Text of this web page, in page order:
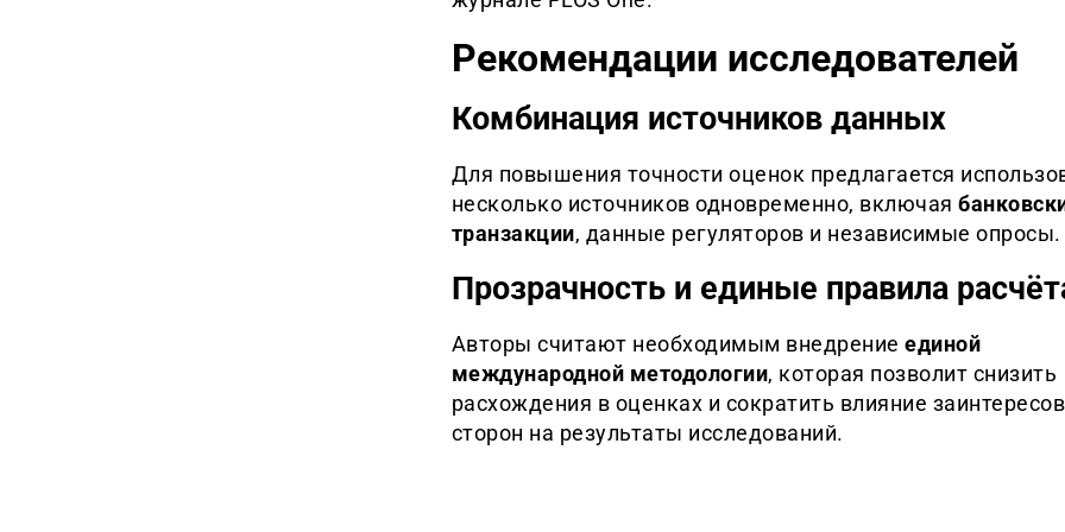
Рекомендации исследователей
Комбинация источников данных
Для повышения точности оценок предлагается
несколько источников одновременно, включая
транзакции, данные регуляторов и независимые опросы.
Прозрачность и единые правила
Авторы считают необходимым внедрение единой
международной методологии, которая позволит снизить
расхождения в оценках и сократить влияние
сторон на результаты исследований.